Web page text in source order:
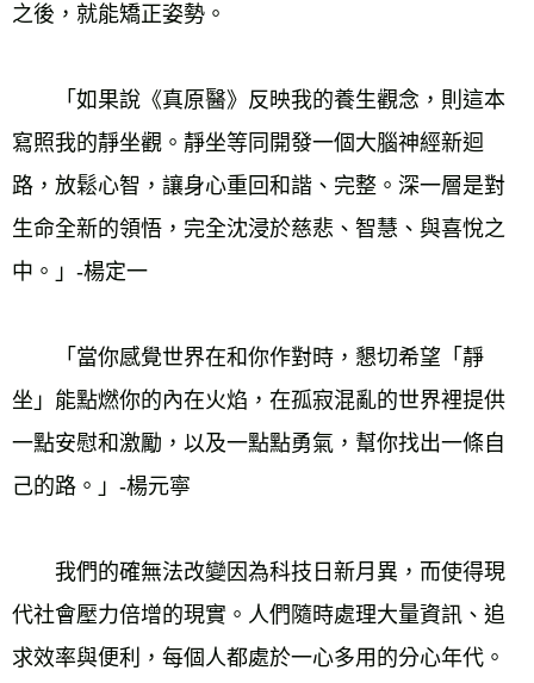
之後，就能矯正姿勢。
「如果說《真原醫》反映我的養生觀念，則這本
寫照我的靜坐觀。靜坐等同開發一個大腦神經新迴
路，放鬆心智，讓身心重回和諧、完整。深一層是對
生命全新的領悟，完全沈浸於慈悲、智慧、與喜悅之
中。」-楊定一
「當你感覺世界在和你作對時，懇切希望「靜
坐」能點燃你的內在火焰，在孤寂混亂的世界裡提供
一點安慰和激勵，以及一點點勇氣，幫你找出一條自
己的路。」-楊元寧
我們的確無法改變因為科技日新月異，而使得現
代社會壓力倍增的現實。人們隨時處理大量資訊、追
求效率與便利，每個人都處於一心多用的分心年代。